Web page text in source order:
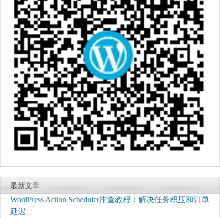
最新文章
WordPress Action Scheduler排查教程：解决任务积压和订单
延迟